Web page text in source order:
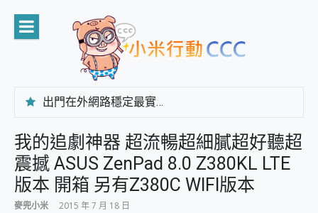
content
出門在外網路穩定最實在 「台灣大哥大」榮獲 4G/5G 在線率全球 NO.3 全台第一與全台六冠王實測心得，走到哪順到哪！
CP 值天花板~ Bongcom BS5 足球君開箱~ 短焦投影機 3千元就能擁有！ 折扣碼在這～
專為 PC上的 XBOX和掌機設計的 FireCuda X1070 SSD 固態硬碟開箱 評測
台灣製攝影機在這裡，100%全無線設計 SpotCam Solo Eco 太陽能防水雲端攝影機 SpotCam Solo 3 2.5K高畫質戶外攝影機 開箱 評測
電力超超超持久 MSI 微星 Prestige 14 AI+ D3MG-031TW 14吋 開箱評價，AI輕薄商務筆電 Copilot+ PC
超懂拍、耐用 AI 街拍機~ realme 16 Pro 開箱評價~ 2 億畫素 LumaColor 影像、持久續航與 IP69K 高防護
我的追劇神器 超流暢超細膩超好聽超
震撼 ASUS ZenPad 8.0 Z380KL LTE
版本 開箱 另有Z380C WIFI版本
麥兜小米 2015 年 7 月 18 日